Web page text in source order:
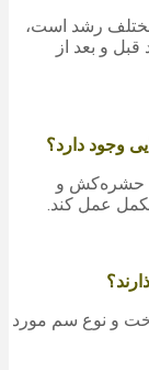
رشد است،
قبل و بعد از
حشره‌کش و
مکمل عمل کند.
و نوع سم مورد